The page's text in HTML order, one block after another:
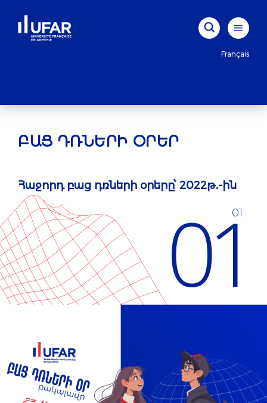
Français
ԲԱՑ ԴՌՆԵՐԻ ՕՐԵՐ
Հաջորդ բաց դռների օրերը՝ 2022թ․-ին
01
01